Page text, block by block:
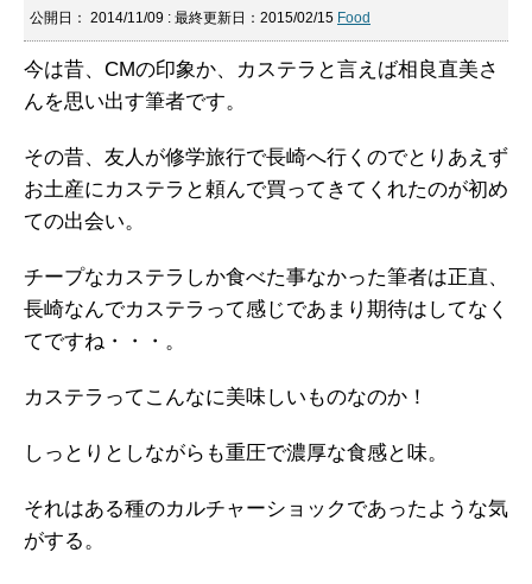
公開日： 2014/11/09 : 最終更新日：2015/02/15 Food
今は昔、CMの印象か、カステラと言えば相良直美さ
んを思い出す筆者です。
その昔、友人が修学旅行で長崎へ行くのでとりあえず
お土産にカステラと頼んで買ってきてくれたのが初め
ての出会い。
チープなカステラしか食べた事なかった筆者は正直、
長崎なんでカステラって感じであまり期待はしてなく
てですね・・・。
カステラってこんなに美味しいものなのか！
しっとりとしながらも重圧で濃厚な食感と味。
それはある種のカルチャーショックであったような気
がする。